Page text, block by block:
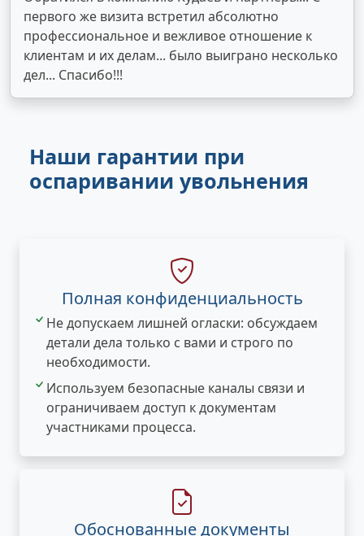
первого же визита встретил абсолютно
профессиональное и вежливое отношение к
клиентам и их делам... было выиграно несколько
дел... Спасибо!!!
Наши гарантии при
оспаривании увольнения
Полная конфиденциальность
Не допускаем лишней огласки: обсуждаем
детали дела только с вами и строго по
необходимости.
Используем безопасные каналы связи и
ограничиваем доступ к документам
участниками процесса.
Обоснованные документы